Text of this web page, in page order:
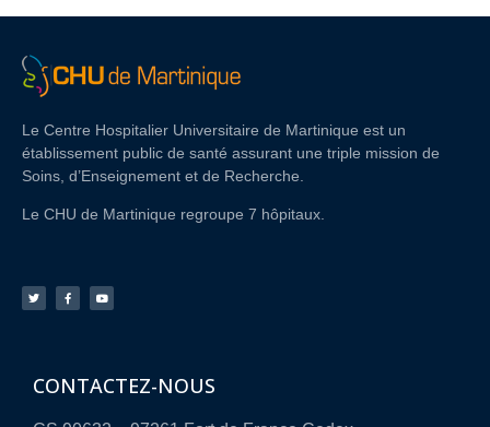
Le Centre Hospitalier Universitaire de Martinique est un
établissement public de santé assurant une triple mission de
Soins, d’Enseignement et de Recherche.
Le CHU de Martinique regroupe 7 hôpitaux.
CONTACTEZ-NOUS